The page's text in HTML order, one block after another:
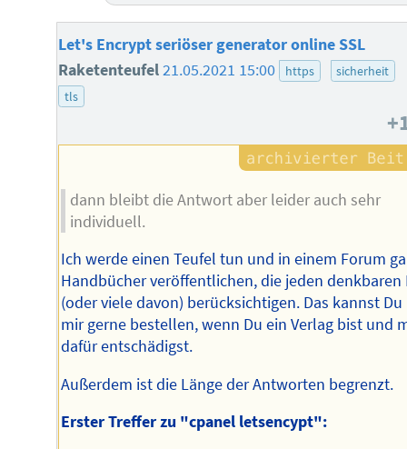
Let's Encrypt seriöser generator online SSL
Raketenteufel21.05.2021 15:00 https
sicherheit
tls
dann bleibt die Antwort aber leider auch sehr
individuell.
Ich werde einen Teufel tun und in einem Forum
Handbücher veröffentlichen, die jeden denkbaren
(oder viele davon) berücksichtigen. Das kannst Du
mir gerne bestellen, wenn Du ein Verlag bist und
dafür entschädigst.
Außerdem ist die Länge der Antworten begrenzt.
Erster Treffer zu "cpanel letsencypt":